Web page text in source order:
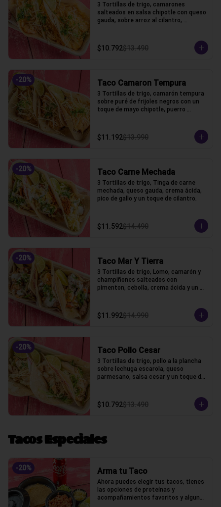
3 Tortillas de trigo, camarones
salteados en salsa chipotle con queso
gauda, sobre arroz al cilantro,
$10.792$13.490
-20% Taco Camaron Tempura
3 Tortillas de trigo, camarón tempura
sobre puré de frijoles negros con un
toque de mayo chipotle, puerro
$11.192$13.990
-20% Taco Carne Mechada
3 Tortillas de trigo, Tinga de carne
mechada, queso gauda, crema ácida,
pico de gallo y un toque de cilantro.
$11.592$14.490
-20% Taco Mar Y Tierra
3 Tortillas de trigo, Lomo, camarón y
champiñones salteados con
pimenton, cebolla, crema ácida y un
$11.992$14.990
-20% Taco Pollo Cesar
3 Tortillas de trigo, pollo a la plancha
sobre lechuga escarola, queso
parmesano, salsa cesar y un toque de
$10.792$13.490
Tacos Especiales
-20% Arma tu Taco
Ahora puedes elegir tus tacos, tienes
las opciones de proteínas y
acompañamientos favoritos y algunos